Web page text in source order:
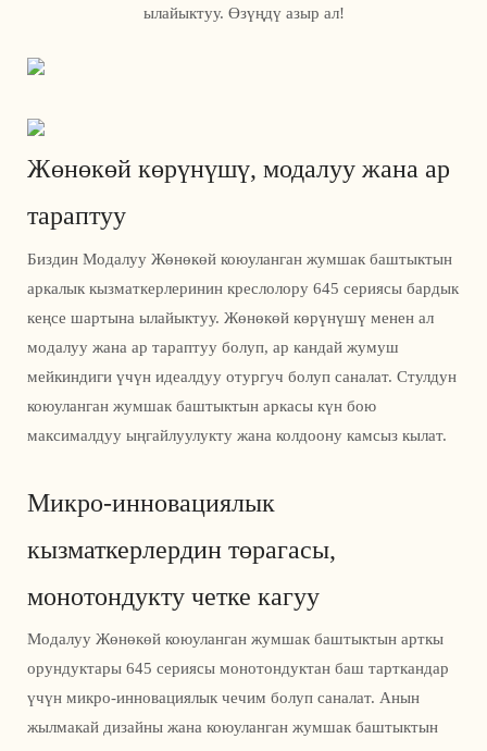
ылайыктуу. Өзүңдү азыр ал!
Жөнөкөй көрүнүшү, модалуу жана ар
тараптуу
Биздин Модалуу Жөнөкөй коюуланган жумшак баштыктын
аркалык кызматкерлеринин креслолору 645 сериясы бардык
кеңсе шартына ылайыктуу. Жөнөкөй көрүнүшү менен ал
модалуу жана ар тараптуу болуп, ар кандай жумуш
мейкиндиги үчүн идеалдуу отургуч болуп саналат. Стулдун
коюуланган жумшак баштыктын аркасы күн бою
максималдуу ыңгайлуулукту жана колдоону камсыз кылат.
Микро-инновациялык
кызматкерлердин төрагасы,
монотондукту четке кагуу
Модалуу Жөнөкөй коюуланган жумшак баштыктын арткы
орундуктары 645 сериясы монотондуктан баш тарткандар
үчүн микро-инновациялык чечим болуп саналат. Анын
жылмакай дизайны жана коюуланган жумшак баштыктын